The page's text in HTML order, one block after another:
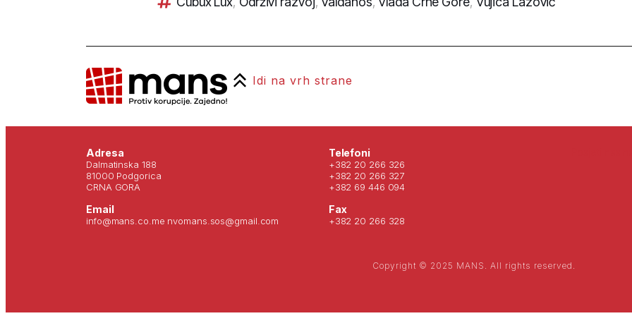
Idi na vrh strane
Adresa
Dalmatinska 188
81000 Podgorica
CRNA GORA
Email
info@mans.co.me nvomans.sos@gmail.com
Telefoni
+382 20 266 326
+382 20 266 327
+382 69 446 094
Fax
+382 20 266 328
Copyright © 2025 MANS. All rights reserved.